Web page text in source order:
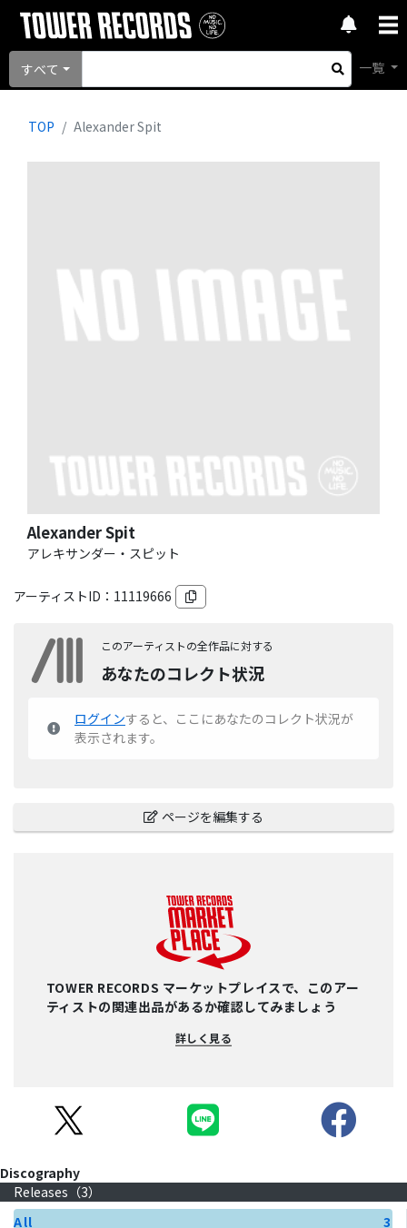
すべて 一覧
TOP Alexander Spit
Alexander Spit
アレキサンダー・スピット
アーティストID： 11119666
このアーティストの全作品に対する
あなたのコレクト状況
ログインすると、ここにあなたのコレクト状況が
表示されます。
ページを編集する
TOWER RECORDS マーケットプレイスで、このアー
ティストの関連出品があるか確認してみましょう
詳しく見る
Discography
Releases（3）
All
3